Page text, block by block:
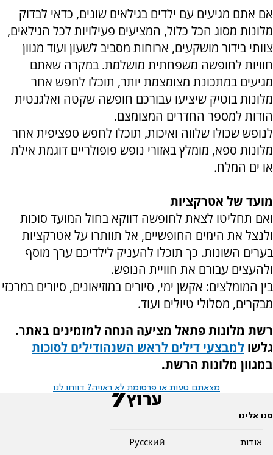
אם אתם מגיעים עם ילדים בגילאים שונים, כדאי לבדוק
מלונות מסוג הכל כלול, המציעים פעילויות לכל הגילאים,
צוותי בידור מושקעים, ארוחות מסביב לשעון ועוד מגוון
חוויות לחופשה משפחתית מושלמת. במקרה שאתם
מגיעים במתכונת מצומצמת יותר, תוכלו לחפש אחר
מלונות בוטיק שיציעו עבורכם חופשה שקטה ואלגנטית
הודות למספר החדרים המצומצם.
לנופש שכולו שלווה ואיכות, תוכלו לחפש ספציפית אחר
מלונות ספא, מומלץ באזורי נופש פופולריים דוגמת אילת
או ים המלח.
מועד של אטרקציות
ואם תחליטו לצאת לחופשה דווקא בחול המועד סוכות
ולנצל את הימים החופשיים, אל תוותרו על אטרקציות
בערים השונות. כך תוכלו להעניק לילדיכם ערך מוסף
ולהעצים עבורם את חוויית הנופש.
בין המומלצים: אקשן ימי, סיורים במוזיאונים, סיורים במרכזי
מבקרים, מסלולי טיולים ועוד.
רשת מלונות פתאל מציעה הנחה למזמינים באתר.
גלשו למבצעי דילים לראש השנהודילים לסוכות
במגוון מלונות הרשת.
מצאתם טעות או פרסומת לא ראויה? דווחו לנו
פנו אלינו
אודות
Pусский